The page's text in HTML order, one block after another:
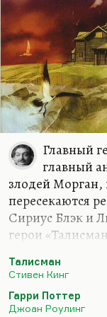
переход, некая
ощутима, но
достаточно
реализм
прозу. Роман
ненависти,
Главный
главный
злодей
пересекаются
Сириус Блэк и
герои
Понимаете, вы
пропповские
архетипы. В
волшебный
Талисман
Стивен Кинг
Гарри Поттер
Джоан Роулинг